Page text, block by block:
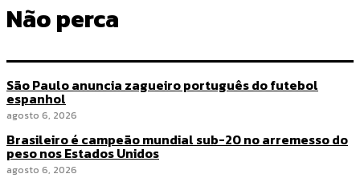
Não perca
São Paulo anuncia zagueiro português do futebol
espanhol
agosto 6, 2026
Brasileiro é campeão mundial sub-20 no arremesso do
peso nos Estados Unidos
agosto 6, 2026